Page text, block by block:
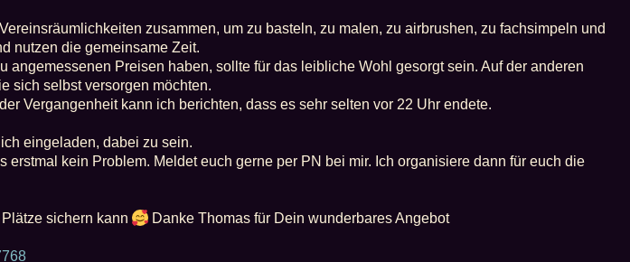
zusammen, um zu basteln, zu malen, zu airbrushen, zu fachsimpeln und
nutzen die gemeinsame Zeit.
angemessenen Preisen haben, sollte für das leibliche Wohl gesorgt sein. Auf der anderen
sich selbst versorgen möchten.
Vergangenheit kann ich berichten, dass es sehr selten vor 22 Uhr endete.
eingeladen, dabei zu sein.
kein Problem. Meldet euch gerne per PN bei mir. Ich organisiere dann für euch die
sichern kann Danke Thomas für Dein wunderbares Angebot